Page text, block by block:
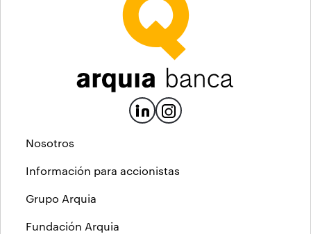
Nosotros
Información para accionistas
Grupo Arquia
Fundación Arquia